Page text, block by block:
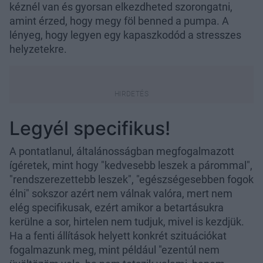
kéznél van és gyorsan elkezdheted szorongatni,
amint érzed, hogy megy föl benned a pumpa. A
lényeg, hogy legyen egy kapaszkodód a stresszes
helyzetekre.
Legyél specifikus!
A pontatlanul, általánosságban megfogalmazott
ígéretek, mint hogy "kedvesebb leszek a párommal",
"rendszerezettebb leszek", "egészségesebben fogok
élni" sokszor azért nem válnak valóra, mert nem
elég specifikusak, ezért amikor a betartásukra
kerülne a sor, hirtelen nem tudjuk, mivel is kezdjük.
Ha a fenti állítások helyett konkrét szituációkat
fogalmazunk meg, mint például "ezentúl nem